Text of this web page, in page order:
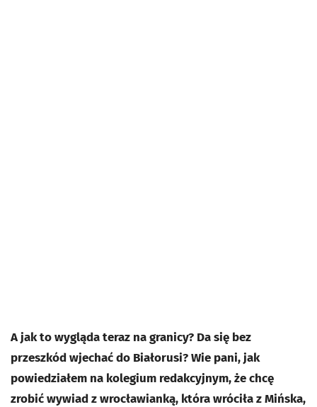
A jak to wygląda teraz na granicy? Da się bez
przeszkód wjechać do Białorusi? Wie pani, jak
powiedziałem na kolegium redakcyjnym, że chcę
zrobić wywiad z wrocławianką, która wróciła z Mińska,